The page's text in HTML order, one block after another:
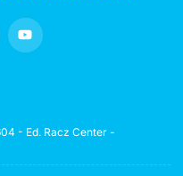
- Ed. Racz Center -